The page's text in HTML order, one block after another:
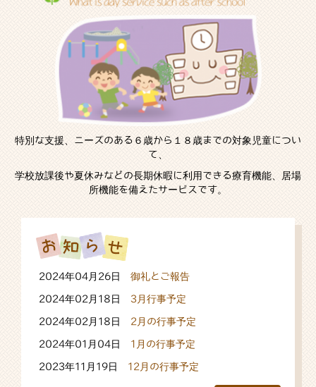
特別な支援、ニーズのある６歳から１８歳までの対象児童につい
て、
学校放課後や夏休みなどの長期休暇に利用できる療育機能、居場
所機能を備えたサービスです。
2024年04月26日 御礼とご報告
2024年02月18日 3月行事予定
2024年02月18日 2月の行事予定
2024年01月04日 1月の行事予定
2023年11月19日 12月の行事予定